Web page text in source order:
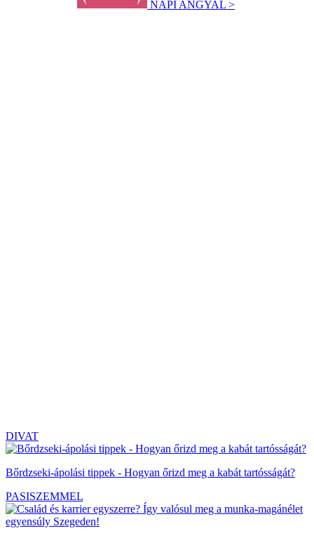
NAPI ANGYAL >
DIVAT
Bőrdzseki-ápolási tippek - Hogyan őrizd meg a kabát tartósságát?
PASISZEMMEL